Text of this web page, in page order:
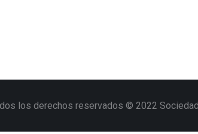
los derechos reservados © 2022